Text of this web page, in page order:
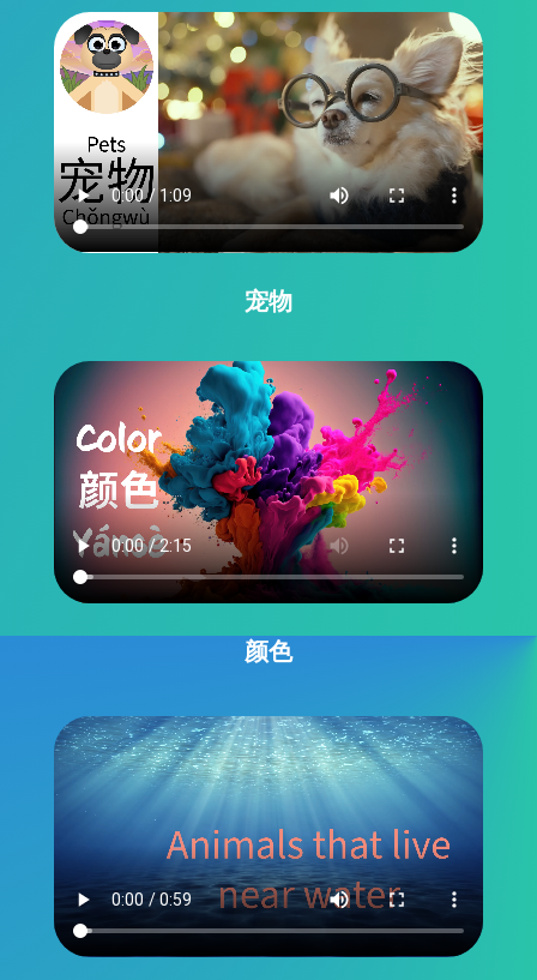
宠物
颜色